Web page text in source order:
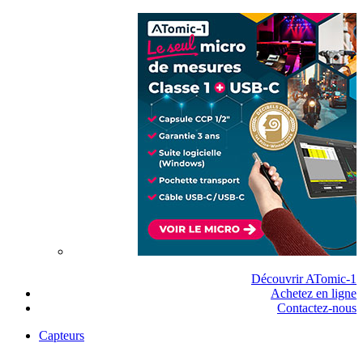
Découvrir ATomic-1
Achetez en ligne
Contactez-nous
Capteurs